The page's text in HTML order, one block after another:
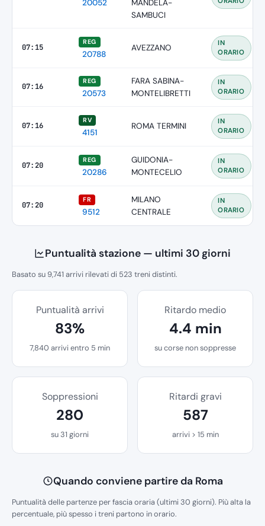
20052
MANDELA-
SAMBUCI
07:15
REG
20788
AVEZZANO
IN
ORARIO
07:16
REG
20573
FARA SABINA-
MONTELIBRETTI
IN
ORARIO
07:16
RV
4151
ROMA TERMINI
IN
ORARIO
07:20
REG
20286
GUIDONIA-
MONTECELIO
IN
ORARIO
07:20
FR
9512
MILANO
CENTRALE
IN
ORARIO
Puntualità stazione — ultimi 30 giorni
Basato su 9,741 arrivi rilevati di 523 treni distinti.
Puntualità arrivi
83%
7,840 arrivi entro 5 min
Ritardo medio
4.4 min
su corse non soppresse
Soppressioni
280
su 31 giorni
Ritardi gravi
587
arrivi > 15 min
Quando conviene partire da Roma
Puntualità delle partenze per fascia oraria (ultimi 30 giorni). Più alta la
percentuale, più spesso i treni partono in orario.